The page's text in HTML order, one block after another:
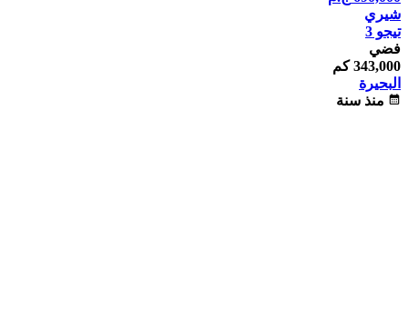
شيري
تيجو 3
فضي
343,000 كم
البحيرة
calendar_month منذ سنة